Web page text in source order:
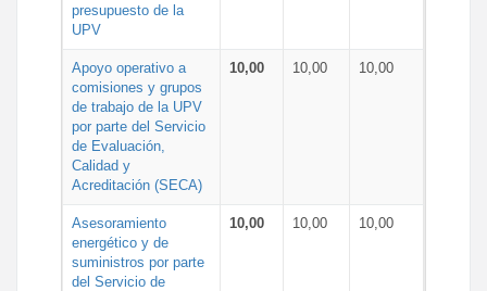
presupuesto de la
UPV
Apoyo operativo a
comisiones y grupos
de trabajo de la UPV
por parte del Servicio
de Evaluación,
Calidad y
Acreditación (SECA)
10,00 10,00 10,00
Asesoramiento
energético y de
suministros por parte
del Servicio de
10,00 10,00 10,00